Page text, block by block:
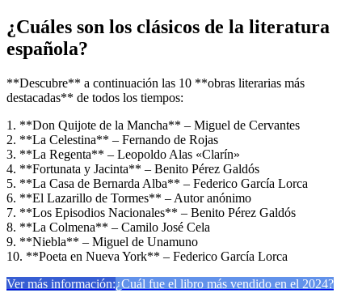
¿Cuáles son los clásicos de la literatura
española?
**Descubre** a continuación las 10 **obras literarias más
destacadas** de todos los tiempos:
1. **Don Quijote de la Mancha** – Miguel de Cervantes
2. **La Celestina** – Fernando de Rojas
3. **La Regenta** – Leopoldo Alas «Clarín»
4. **Fortunata y Jacinta** – Benito Pérez Galdós
5. **La Casa de Bernarda Alba** – Federico García Lorca
6. **El Lazarillo de Tormes** – Autor anónimo
7. **Los Episodios Nacionales** – Benito Pérez Galdós
8. **La Colmena** – Camilo José Cela
9. **Niebla** – Miguel de Unamuno
10. **Poeta en Nueva York** – Federico García Lorca
Ver más información:¿Cuál fue el libro más vendido en el 2024?